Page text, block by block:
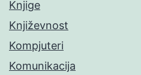
Knjige
Književnost
Kompjuteri
Komunikacija